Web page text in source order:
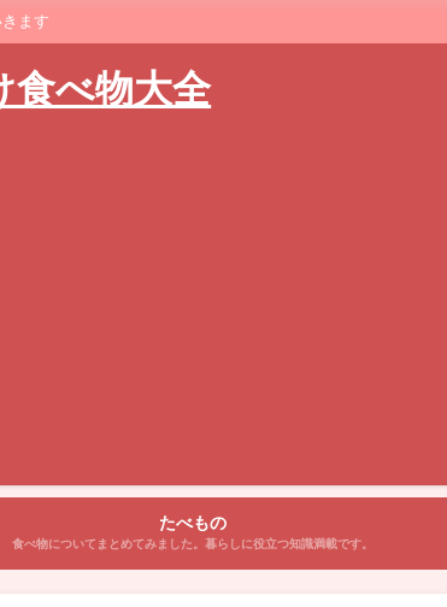
ます
食べ物大全
たべもの
食べ物についてまとめてみました。暮らしに役立つ知識満載です。